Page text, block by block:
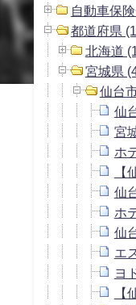
自動車保
都道府県
北海道
宮城県
仙台
仙
宮
ホ
【
仙
ホ
仙
エ
ヨ
【